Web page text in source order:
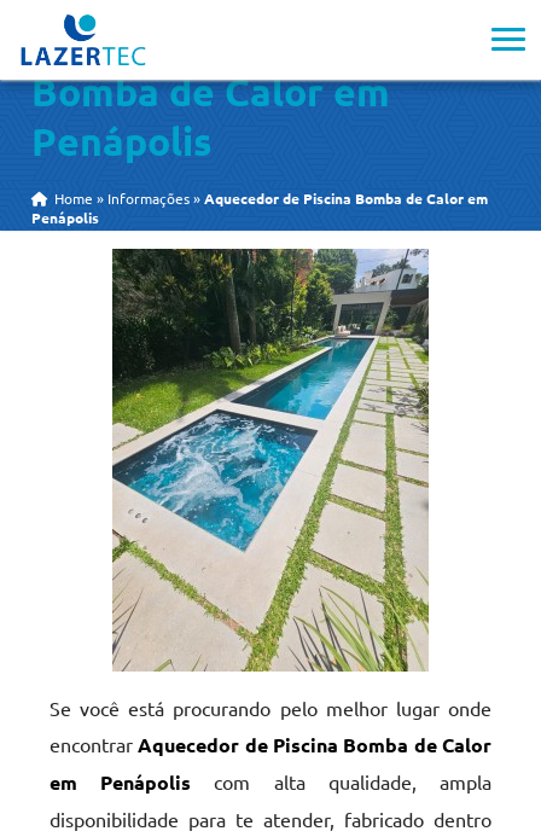
Aquecedor de Piscina
Bomba de Calor em
Penápolis
Home » Informações »Aquecedor de Piscina Bomba de Calor em
Penápolis
Se você está procurando pelo melhor lugar onde
encontrarAquecedor de Piscina Bomba de Calor
em Penápolis com alta qualidade, ampla
disponibilidade para te atender, fabricado dentro